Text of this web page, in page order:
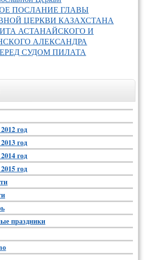
ПОСЛАНИЕ ГЛАВЫ
ЦЕРКВИ КАЗАХСТАНА
АСТАНАЙСКОГО И
АЛЕКСАНДРА
СУДОМ ПИЛАТА
год
год
год
год
праздники